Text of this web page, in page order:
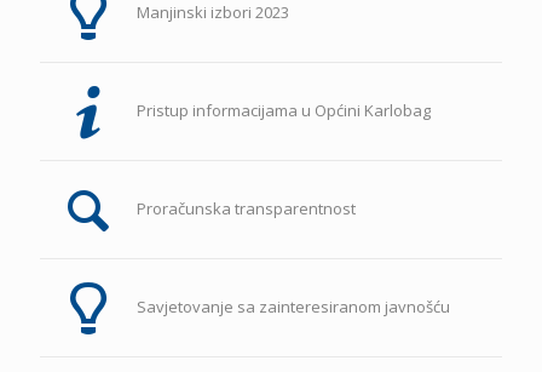
Manjinski izbori 2023
Pristup informacijama u Općini Karlobag
Proračunska transparentnost
Savjetovanje sa zainteresiranom javnošću